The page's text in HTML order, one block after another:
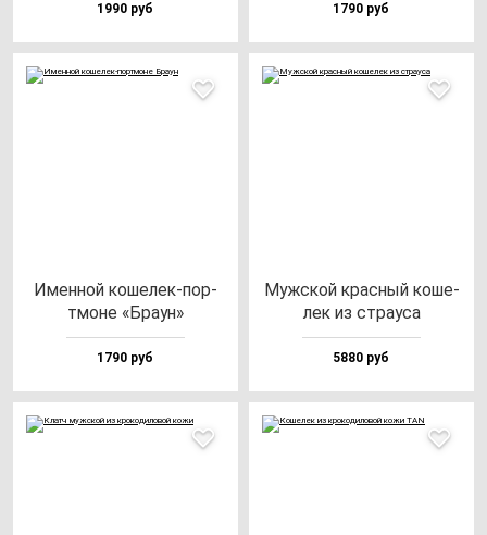
1990 руб 1790 руб
Имен­ной ко­ше­лек-пор­
тмо­не «Бра­ун»
1790 руб
Муж­ской крас­ный ко­ше­
лек из стра­уса
5880 руб